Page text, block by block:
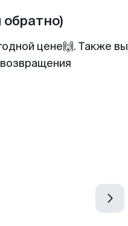
обратно)
цене🙌. Также вы